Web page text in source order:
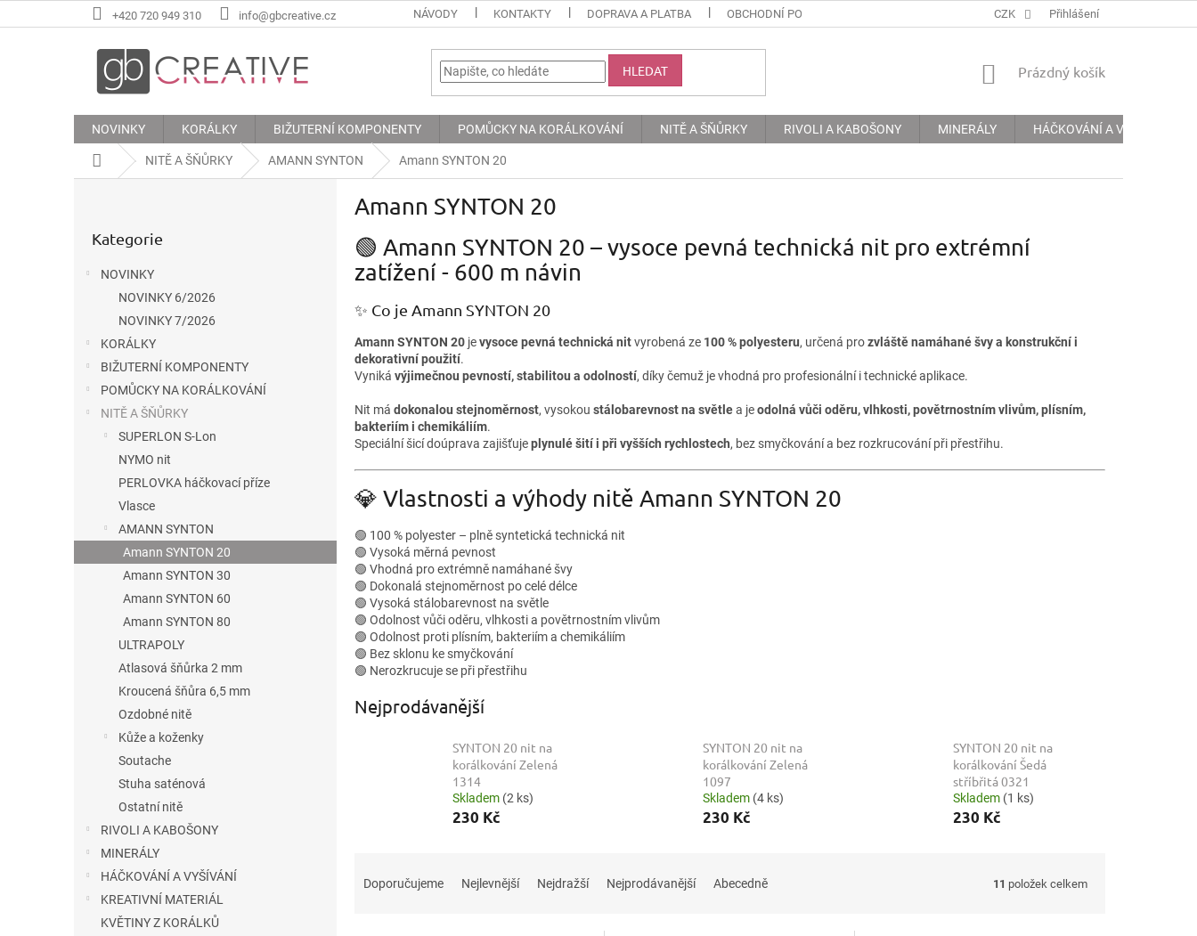
na
+420 720 949 310 info@gbcreative.cz NÁVODY KONTAKTY DOPRAVA A PLATBA OBCHODNÍ PODMÍNKY PODMÍNKY OCHRANY OSOBNÍCH ÚDAJŮ
CZK Přihlášení
HLEDAT
NÁKUPNÍ
Prázdný košík
NOVINKY KORÁLKY BIŽUTERNÍ KOMPONENTY POMŮCKY NA KORÁLKOVÁNÍ NITĚ A ŠŇŮRKY RIVOLI A KABOŠONY MINERÁLY HÁČKOVÁNÍ A VYŠÍVÁNÍ
Domů NITĚ A ŠŇŮRKY AMANN SYNTON Amann SYNTON 20
kategorie
Kategorie
NOVINKY
NOVINKY 6/2026
NOVINKY 7/2026
KORÁLKY
BIŽUTERNÍ KOMPONENTY
POMŮCKY NA KORÁLKOVÁNÍ
NITĚ A ŠŇŮRKY
SUPERLON S-Lon
NYMO nit
PERLOVKA háčkovací příze
Vlasce
AMANN SYNTON
Amann SYNTON 20
Amann SYNTON 30
Amann SYNTON 60
Amann SYNTON 80
ULTRAPOLY
Atlasová šňůrka 2 mm
Kroucená šňůra 6,5 mm
Ozdobné nitě
Kůže a koženky
Soutache
Stuha saténová
Ostatní nitě
RIVOLI A KABOŠONY
MINERÁLY
HÁČKOVÁNÍ A VYŠÍVÁNÍ
KREATIVNÍ MATERIÁL
KVĚTINY Z KORÁLKŮ
Amann SYNTON 20
🟢 Amann SYNTON 20 – vysoce pevná technická nit pro extrémní
zatížení - 600 m návin
✨ Co je Amann SYNTON 20
Amann SYNTON 20 jevysoce pevná technická nitvyrobená ze 100 % polyesteru, určená prozvláště namáhané švy a konstrukční i
dekorativní použití.
Vyniká výjimečnou pevností, stabilitou a odolností, díky čemuž je vhodná pro profesionální i technické aplikace.
Nit má dokonalou stejnoměrnost, vysokou stálobarevnost na světlea jeodolná vůči oděru, vlhkosti, povětrnostním vlivům, plísním,
bakteriím i chemikáliím.
Speciální šicí doúprava zajišťujeplynulé šití i při vyšších rychlostech, bez smyčkování a bez rozkrucování při přestřihu.
💎 Vlastnosti a výhody nitě Amann SYNTON 20
🟢 100 % polyester – plně syntetická technická nit
🟢 Vysoká měrná pevnost
🟢 Vhodná pro extrémně namáhané švy
🟢 Dokonalá stejnoměrnost po celé délce
🟢 Vysoká stálobarevnost na světle
🟢 Odolnost vůči oděru, vlhkosti a povětrnostním vlivům
🟢 Odolnost proti plísním, bakteriím a chemikáliím
🟢 Bez sklonu ke smyčkování
🟢 Nerozkrucuje se při přestřihu
Nejprodávanější
SYNTON 20 nit na
korálkování Zelená
1314
Skladem (2 ks)
230 Kč
SYNTON 20 nit na
korálkování Zelená
1097
Skladem (4 ks)
230 Kč
SYNTON 20 nit na
korálkování Šedá
stříbřitá 0321
Skladem (1 ks)
230 Kč
Doporučujeme Nejlevnější Nejdražší Nejprodávanější Abecedně 11 položek celkem